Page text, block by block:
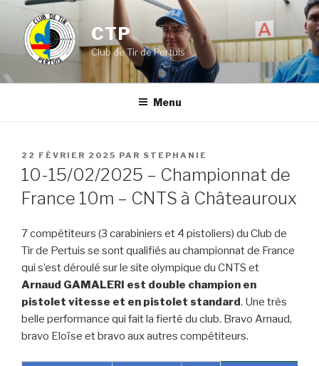
contenu
principal
CTP
Club de Tir de Pertuis
Menu
PUBLIÉ
LE
22 FÉVRIER 2025 PAR STEPHANIE
10-15/02/2025 – Championnat de
France 10m – CNTS à Châteauroux
7 compétiteurs (3 carabiniers et 4 pistoliers) du Club de
Tir de Pertuis se sont qualifiés au championnat de France
qui s’est déroulé sur le site olympique du CNTS et
Arnaud GAMALERI est double champion en
pistolet vitesse et en pistolet standard. Une très
belle performance qui fait la fierté du club. Bravo Arnaud,
bravo Eloïse et bravo aux autres compétiteurs.